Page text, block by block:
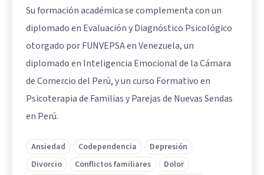
Su formación académica se complementa con un
diplomado en Evaluación y Diagnóstico Psicológico
otorgado por FUNVEPSA en Venezuela, un
diplomado en Inteligencia Emocional de la Cámara
de Comercio del Perú, y un curso Formativo en
Psicoterapia de Familias y Parejas de Nuevas Sendas
en Perú.
Ansiedad Codependencia
Depresión
Divorcio
Conflictos familiares
Dolor